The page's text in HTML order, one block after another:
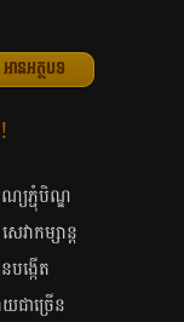
អានអត្ថបទ
យ​ភ្ជុំបិណ្ឌ​
វា​កម្សាន្ត​
ង្កើត​
ជា​ច្រើន